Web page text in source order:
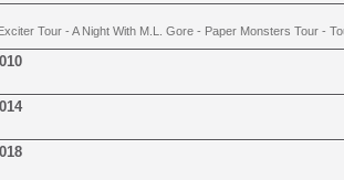
Tour - A Night With M.L. Gore - Paper Monsters Tour -